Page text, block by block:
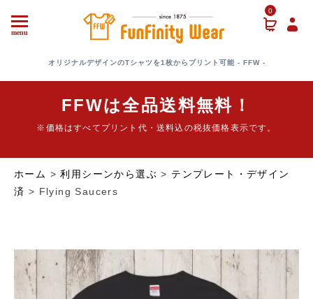
menu
0
オリジナルデザインのTシャツを1枚からプリント可能 - FFW -
FFWは全品送料無料！
※価格はすべてプリント代・送料込の税抜価格表示です。
ホーム >利用シーンから選ぶ > テンプレート・デザイン
済 > Flying Saucers